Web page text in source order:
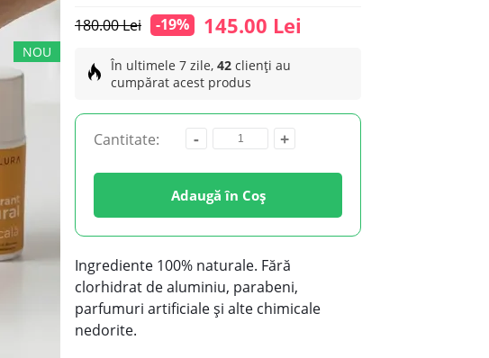
180.00 Lei -19% 145.00 Lei
În ultimele 7 zile, 42 clienți au
cumpărat acest produs
Cantitate: - +
Adaugă în Coș
Ingrediente 100% naturale. Fără
clorhidrat de aluminiu, parabeni,
parfumuri artificiale și alte chimicale
nedorite.